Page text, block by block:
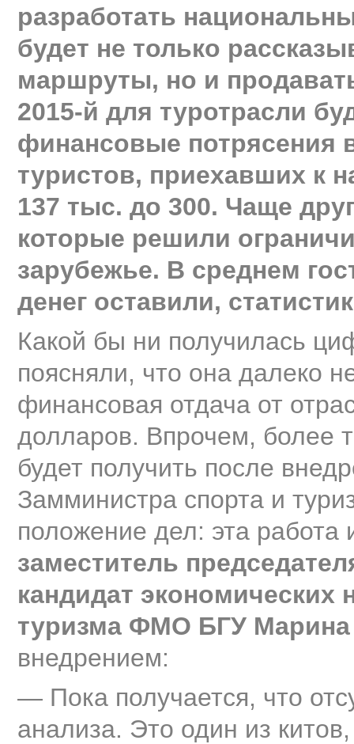
разработать
будет не только
маршруты, но и
2015-й для туротрасли
финансовые потрясения
туристов, приехавших к
137 тыс. до 300. Чаще
которые решили
зарубежье. В среднем
денег оставили,
Какой бы ни получилась
поясняли, что она далеко
финансовая отдача от
долларов. Впрочем, более
будет получить после
Замминистра спорта и
положение дел: эта
заместитель
кандидат
туризма ФМО БГУ
внедрением:
— Пока получается, что
анализа. Это один из